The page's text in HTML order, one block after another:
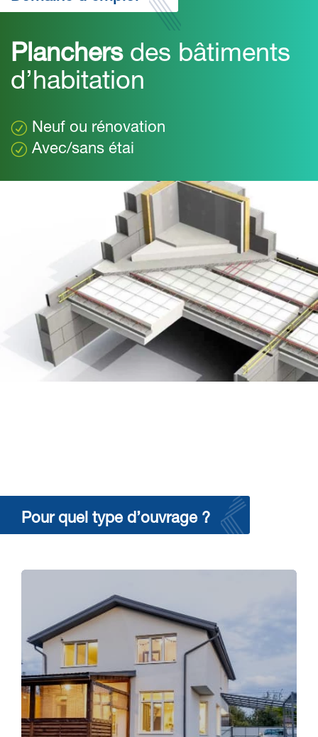
Planchers des bâtiments
d’habitation
Neuf ou rénovation
Avec/sans étai
Pour quel type d’ouvrage ?